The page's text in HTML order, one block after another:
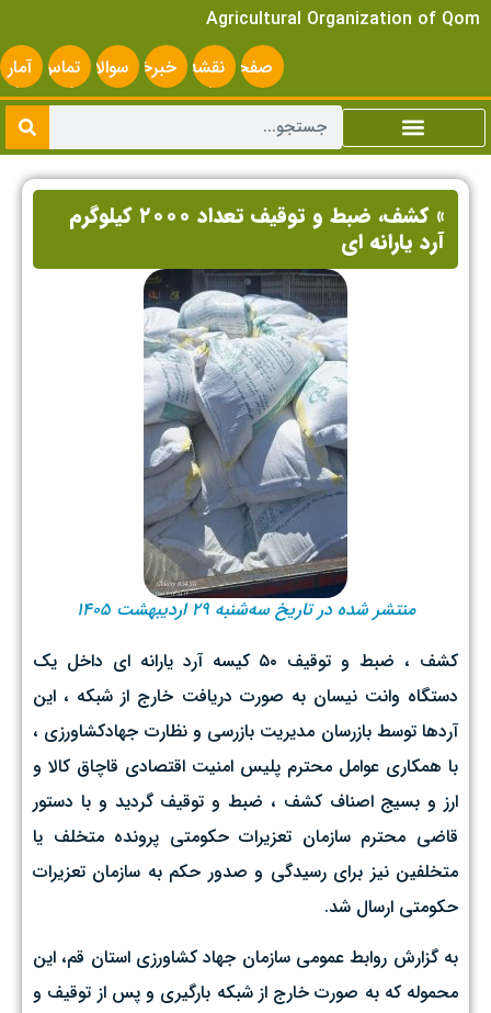
Agricultural Organization of Qom
صفحه
اصلی
نقشه
سایت
خبرخوانسوالات
متداول
تماس
با ما
آمار
» کشف، ضبط و توقیف تعداد ۲۰۰۰ کیلوگرم
آرد یارانه ای
منتشر شده در تاریخ سه‌شنبه ۲۹ اردیبهشت ۱۴۰۵
کشف ، ضبط و توقیف ۵۰ کیسه آرد یارانه ای داخل یک
دستگاه وانت نیسان به صورت دریافت خارج از شبکه ، این
آردها توسط بازرسان مدیریت بازرسی و نظارت جهادکشاورزی ،
با همکاری عوامل محترم پلیس امنیت اقتصادی قاچاق کالا و
ارز و بسیج اصناف کشف ، ضبط و توقیف گردید و با دستور
قاضی محترم سازمان تعزیرات حکومتی پرونده متخلف یا
متخلفین نیز برای رسیدگی و صدور حکم به سازمان تعزیرات
حکومتی ارسال شد.
به گزارش روابط عمومی سازمان جهاد کشاورزی استان قم، این
محموله که به صورت خارج از شبکه بارگیری و پس از توقیف و